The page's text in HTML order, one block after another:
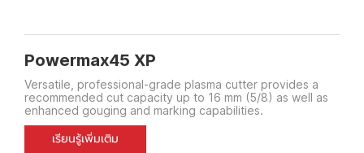
Powermax45 XP
Versatile, professional-grade plasma cutter provides a
recommended cut capacity up to 16 mm (5/8) as well as
enhanced gouging and marking capabilities.
เรียนรู้เพิ่มเติม